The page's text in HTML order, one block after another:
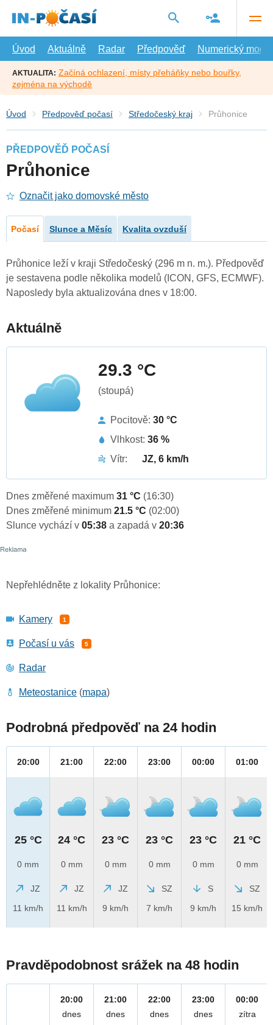
hlavní
Úvod
Aktuálně Radar Předpověď Numerický model
AKTUALITA: Začíná ochlazení, místy přeháňky nebo bouřky,
zejména na východě
Úvod Předpověď počasí Středočeský kraj Průhonice
PŘEDPOVĚĎ POČASÍ
Průhonice
Označit jako domovské město
Počasí Slunce a Měsíc Kvalita ovzduší
Průhonice leží v kraji Středočeský (296 m n. m.). Předpověď
je sestavena podle několika modelů (ICON, GFS, ECMWF).
Naposledy byla aktualizována dnes v 18:00.
Aktuálně
29.3 °C
(stoupá)
Pocitově: 30 °C
Vlhkost: 36 %
Vítr:
JZ, 6 km/h
Dnes změřené maximum 31 °C (16:30)
Dnes změřené minimum 21.5 °C (02:00)
Slunce vychází v 05:38 a zapadá v 20:36
Nepřehlédněte z lokality Průhonice:
Kamery 1
Počasí u vás 5
Radar
Meteostanice (mapa)
Podrobná předpověď na 24 hodin
20:00
25 °C
0 mm
JZ
11 km/h
21:00
24 °C
0 mm
JZ
11 km/h
22:00
23 °C
0 mm
JZ
9 km/h
23:00
23 °C
0 mm
SZ
7 km/h
00:00
23 °C
0 mm
S
9 km/h
01:00
21 °C
0 mm
SZ
15 km/h
Pravděpodobnost srážek na 48 hodin
20:00
dnes
21:00
dnes
22:00
dnes
23:00
dnes
00:00
zítra